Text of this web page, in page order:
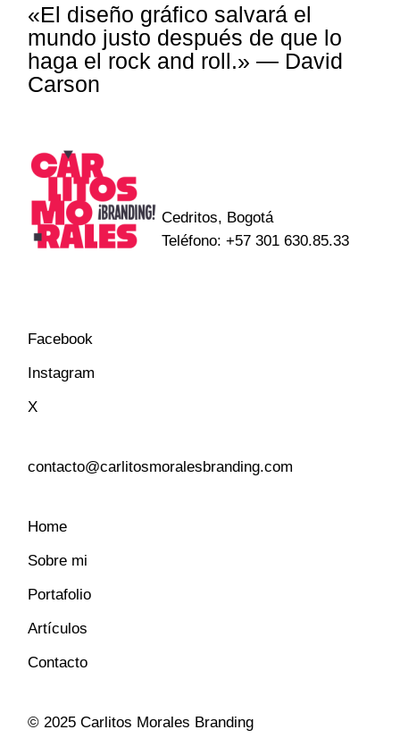
«El diseño gráfico salvará el
mundo justo después de que lo
haga el rock and roll.» — David
Carson
Cedritos, Bogotá
Teléfono:+57 301 630.85.33
Facebook
Instagram
X
contacto@carlitosmoralesbranding.com
Home
Sobre mi
Portafolio
Artículos
Contacto
© 2025 Carlitos Morales Branding